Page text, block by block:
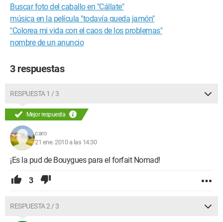
Buscar foto del caballo en "Cállate"
música en la película "todavía queda jamón"
"Colorea mi vida con el caos de los problemas"
nombre de un anuncio
3 respuestas
RESPUESTA 1 / 3
Mejor respuesta
caro
21 ene. 2010 a las 14:30
¡Es la pud de Bouygues para el forfait Nomad!
3
RESPUESTA 2 / 3